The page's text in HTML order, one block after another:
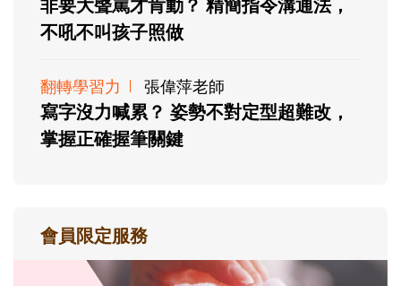
非要大聲罵才肯動？ 精簡指令溝通法，
不吼不叫孩子照做
翻轉學習力 張偉萍老師
寫字沒力喊累？ 姿勢不對定型超難改，
掌握正確握筆關鍵
會員限定服務